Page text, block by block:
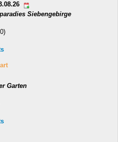
Siebengebirge
Garten